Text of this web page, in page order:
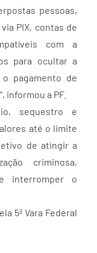
pessoas,
PIX, contas de
com a
para ocultar a
pagamento de
a PF.
sequestro e
até o limite
de atingir a
criminosa,
interromper o
5ª Vara Federal